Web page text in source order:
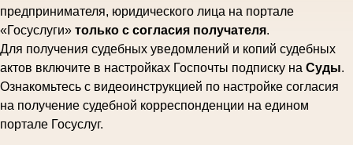
предпринимателя, юридического лица на портале
«Госуслуги» только с согласия получателя.
Для получения судебных уведомлений и копий судебных
актов включите в настройках Госпочты подписку на Суды.
Ознакомьтесь с видеоинструкцией по настройке согласия
на получение судебной корреспонденции на едином
портале Госуслуг.